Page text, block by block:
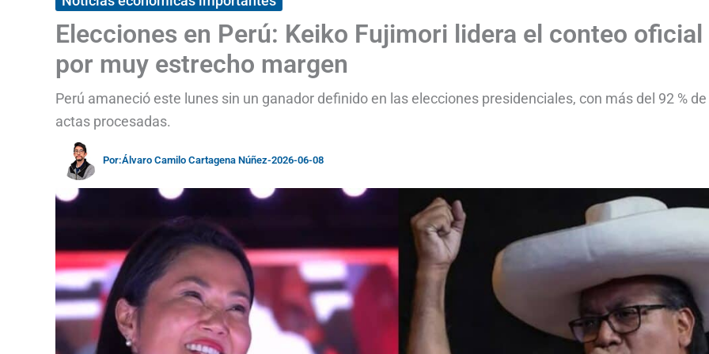
Elecciones en Perú: Keiko Fujimori lidera el conteo oficial
por muy estrecho margen
Perú amaneció este lunes sin un ganador definido en las elecciones presidenciales, con más del 92 %
actas procesadas.
Por:Álvaro Camilo Cartagena Núñez-2026-06-08